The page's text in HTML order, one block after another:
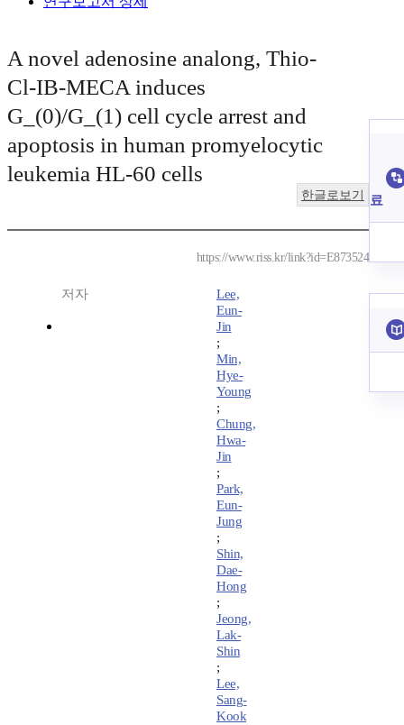
A novel adenosine analong, Thio-
Cl-IB-MECA induces
G_(0)/G_(1) cell cycle arrest and
apoptosis in human promyelocytic
leukemia HL-60 cells
한글로보기
https://www.riss.kr/link?id=E873524
저자
Lee,
Eun-
Jin
;
Min,
Hye-
Young
;
Chung,
Hwa-
Jin
;
Park,
Eun-
Jung
;
Shin,
Dae-
Hong
;
Jeong,
Lak-
Shin
;
Lee,
Sang-
Kook
료